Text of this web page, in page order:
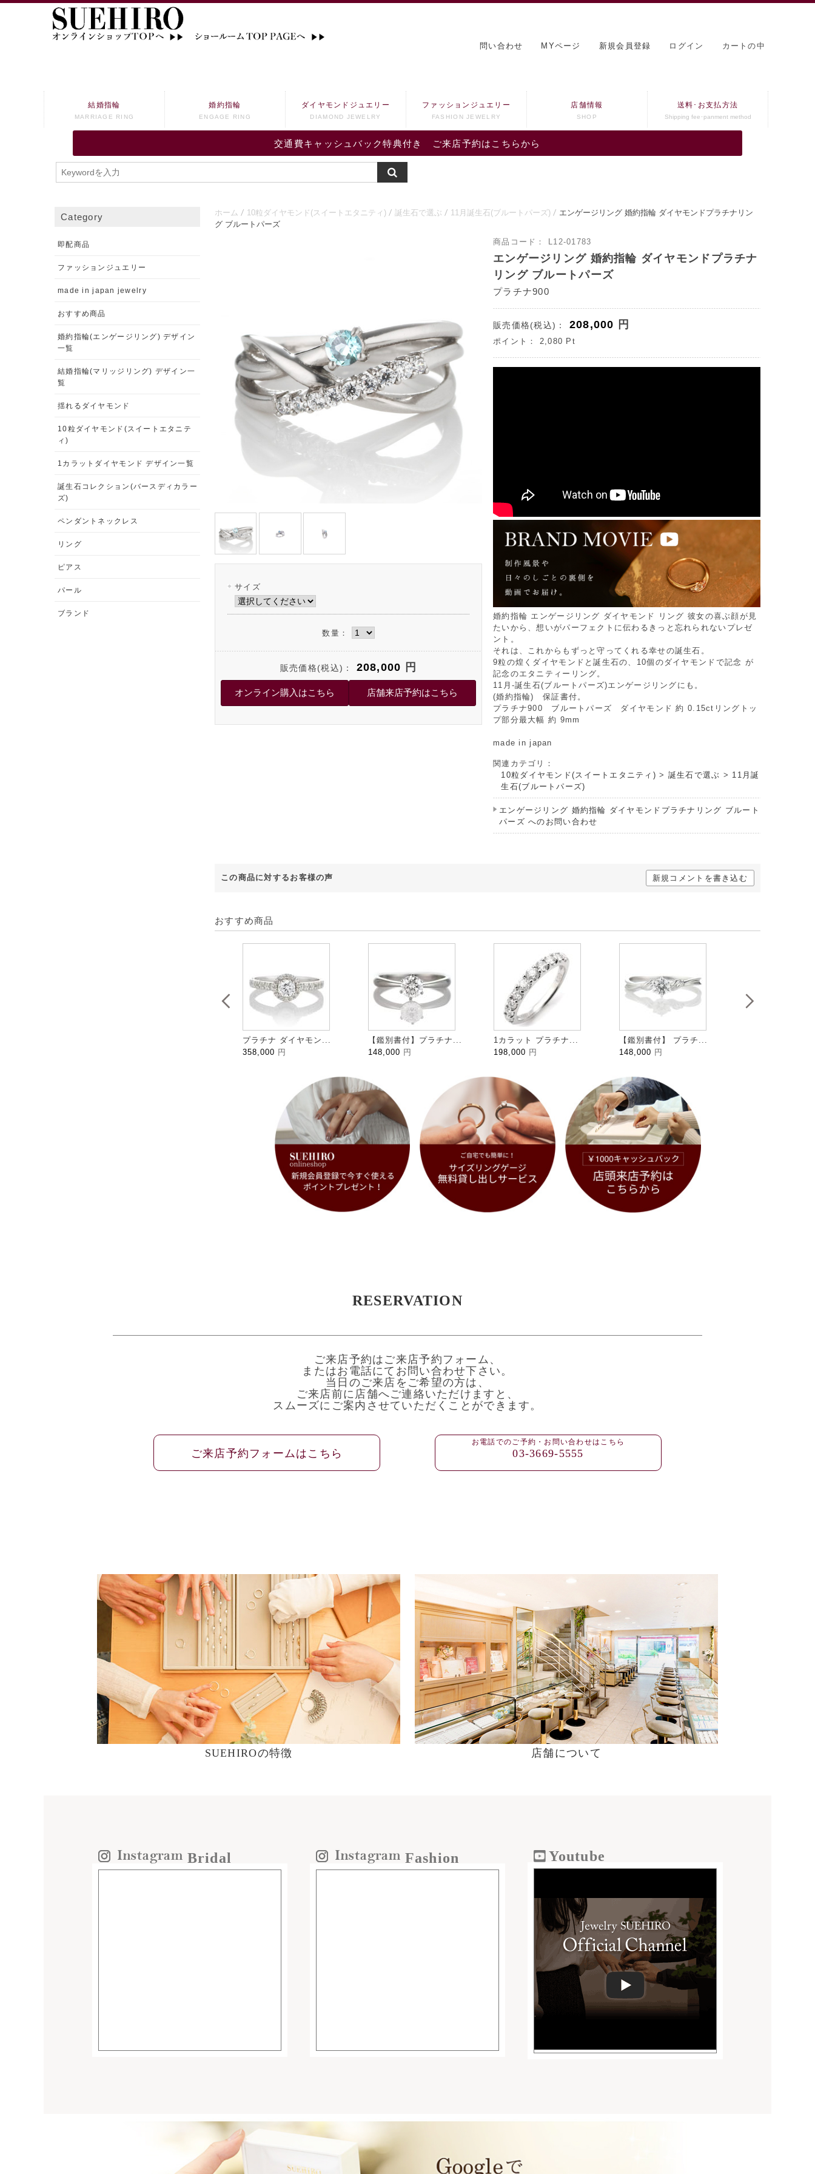
問い合わせ MYページ 新規会員登録 ログイン カートの中
交通費キャッシュバック特典付き ご来店予約はこちらから
結婚指輪
MARRIAGE RING
婚約指輪
ENGAGE RING
ダイヤモンドジュエリー
DIAMOND JEWELRY
ファッションジュエリー
FASHION JEWELRY
店舗情報
SHOP
送料･お支払方法
Shipping fee･panment method
ホーム 10粒ダイヤモンド(スイートエタニティ) 誕生石で選ぶ 11月誕生石(ブルートパーズ)
エンゲージリング 婚約指輪 ダイヤモンドプラチナリン
グ ブルートパーズ
サイズ
数量：
販売価格(税込)： 208,000 円
商品コード： L12-01783
エンゲージリング 婚約指輪 ダイヤモンドプラチナ
リング ブルートパーズ
プラチナ900
販売価格(税込)： 208,000 円
ポイント： 2,080 Pt
婚約指輪 エンゲージリング ダイヤモンド リング 彼女の喜ぶ顔が見
たいから、想いがパーフェクトに伝わるきっと忘れられないプレゼ
ント。
それは、これからもずっと守ってくれる幸せの誕生石。
9粒の煌くダイヤモンドと誕生石の、10個のダイヤモンドで記念 が
記念のエタニティーリング。
11月-誕生石(ブルートパーズ)エンゲージリングにも。
(婚約指輪) 保証書付。
プラチナ900 ブルートパーズ ダイヤモンド 約 0.15ctリングトッ
プ部分最大幅 約 9mm
made in japan
関連カテゴリ：
10粒ダイヤモンド(スイートエタニティ) > 誕生石で選ぶ > 11月誕
生石(ブルートパーズ)
エンゲージリング 婚約指輪 ダイヤモンドプラチナリング ブルート
パーズ へのお問い合わせ
この商品に対するお客様の声 新規コメントを書き込む
おすすめ商品
プラチナ ダイヤモン...
358,000 円
【鑑別書付】プラチナ...
148,000 円
1カラット プラチナ...
198,000 円
【鑑別書付】 プラチ...
148,000 円
Category
即配商品
ファッションジュエリー
made in japan jewelry
おすすめ商品
婚約指輪(エンゲージリング) デザイン
一覧
結婚指輪(マリッジリング) デザイン一
覧
揺れるダイヤモンド
10粒ダイヤモンド(スイートエタニテ
ィ)
1カラットダイヤモンド デザイン一覧
誕生石コレクション(バースディカラー
ズ)
ペンダントネックレス
リング
ピアス
パール
ブランド
RESERVATION
ご来店予約はご来店予約フォーム、
またはお電話にてお問い合わせ下さい。
当日のご来店をご希望の方は、
ご来店前に店舗へご連絡いただけますと、
スムーズにご案内させていただくことができます。
ご来店予約フォームはこちら
お電話でのご予約・お問い合わせはこちら
03-3669-5555
SUEHIROの特徴 店舗について
Bridal Fashion Youtube